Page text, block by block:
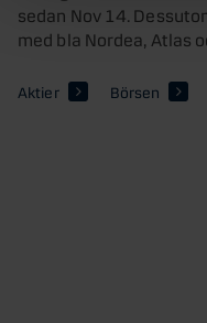
sedan Nov 14.
med bla Nordea, Atlas
Aktier Börsen